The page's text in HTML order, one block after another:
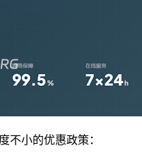
不小的优惠政策：